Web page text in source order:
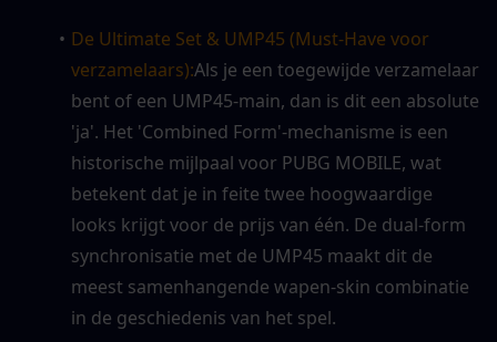
De Ultimate Set & UMP45 (Must-Have voor
verzamelaars):Als je een toegewijde verzamelaar
bent of een UMP45-main, dan is dit een absolute
'ja'. Het 'Combined Form'-mechanisme is een
historische mijlpaal voor PUBG MOBILE, wat
betekent dat je in feite twee hoogwaardige
looks krijgt voor de prijs van één. De dual-form
synchronisatie met de UMP45 maakt dit de
meest samenhangende wapen-skin combinatie
in de geschiedenis van het spel.